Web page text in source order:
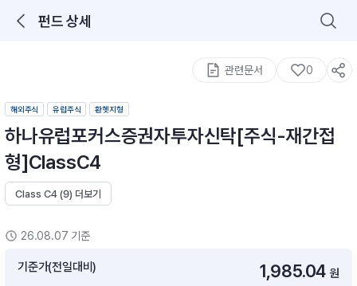
펀드 상세
구성종목 검색
관련문서 0
해외주식 유럽주식 환헷지형
하나유럽포커스증권자투자신탁[주식-재간접
형]ClassC4
Class C4 (9) 더보기
26.08.07 기준
기준가(전일대비) 1,985.04 원
추천 메뉴
ETF 랭킹